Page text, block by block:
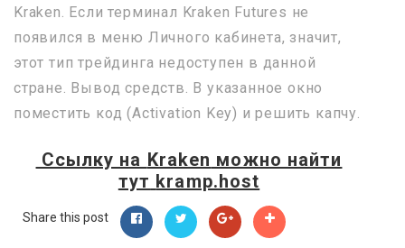
Kraken. Если терминал Kraken Futures не
появился в меню Личного кабинета, значит,
этот тип трейдинга недоступен в данной
стране. Вывод средств. В указанное окно
поместить код (Activation Key) и решить капчу.
Ссылку на Kraken можно найти
тут kramp.host
Share this post